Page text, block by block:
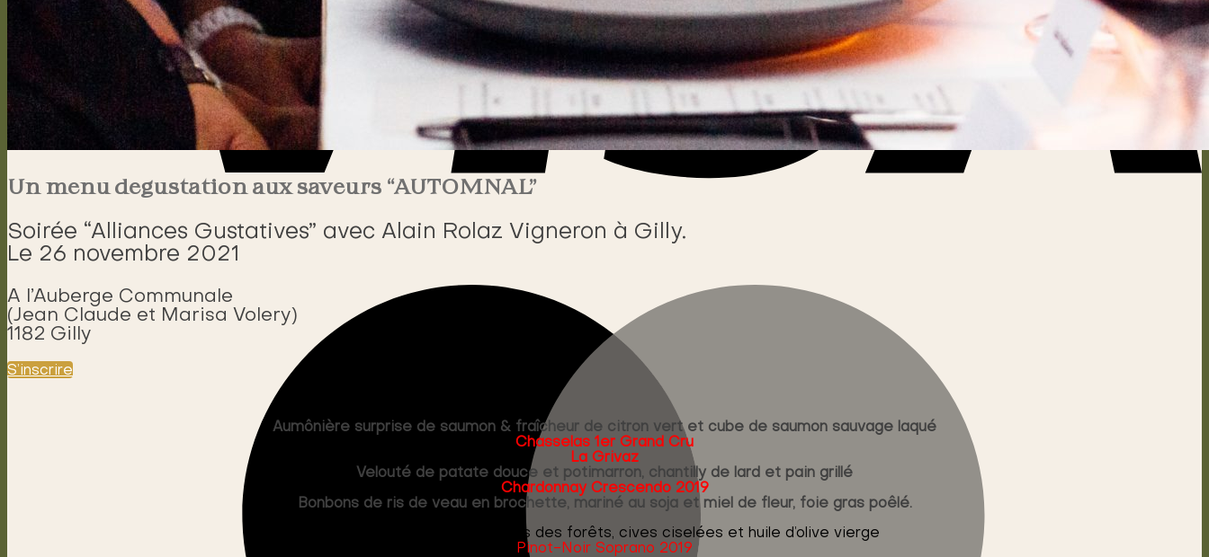
Un menu degustation aux saveurs “AUTOMNAL”
Soirée “Alliances Gustatives” avec Alain Rolaz Vigneron à Gilly.
Le 26 novembre 2021
A l’Auberge Communale
(Jean Claude et Marisa Volery)
1182 Gilly
S’inscrire
Aumônière surprise de saumon & fraîcheur de citron vert et cube de saumon sauvage laqué
Chasselas 1er Grand Cru
La Grivaz
Velouté de patate douce et potimarron, chantilly de lard et pain grillé
Chardonnay Crescendo 2019
Bonbons de ris de veau en brochette, mariné au soja et miel de fleur, foie gras poêlé.
Condiment de champignons des forêts, cives ciselées et huile d’olive vierge
Pinot-Noir Soprano 2019